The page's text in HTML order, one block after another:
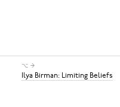
⌥ →
Ilya Birman: Limiting Beliefs